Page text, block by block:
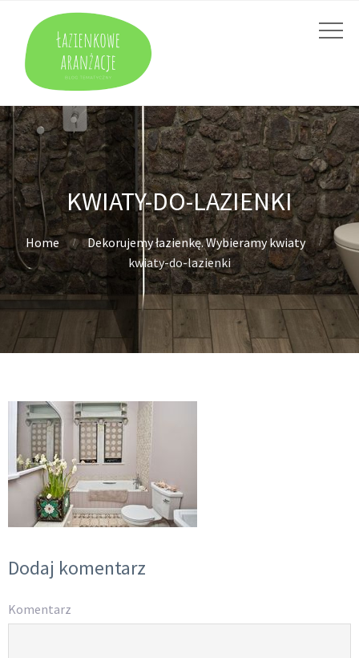
KWIATY-DO-LAZIENKI
Home
Dekorujemy łazienkę. Wybieramy kwiaty
kwiaty-do-lazienki
Dodaj komentarz
Komentarz